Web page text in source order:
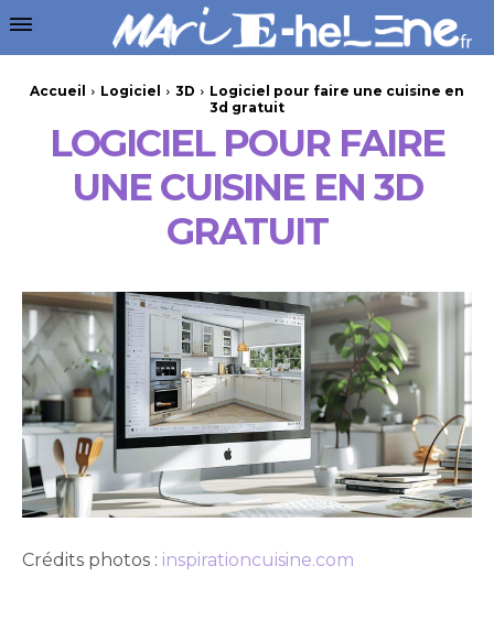
Accueil Logiciel 3D
Logiciel pour faire une cuisine en
3d gratuit
LOGICIEL POUR FAIRE
UNE CUISINE EN 3D
GRATUIT
Crédits photos : inspirationcuisine.com